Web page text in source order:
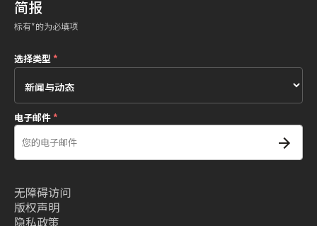
简报
标有*的为必填项
选择类型 *
电子邮件*
无障碍访问
版权声明
隐私政策